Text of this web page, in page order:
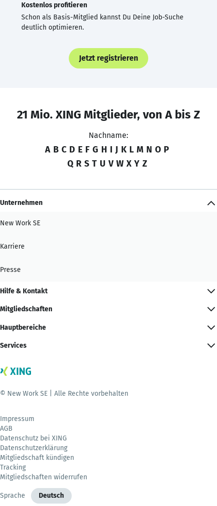
Kostenlos profitieren
Schon als Basis-Mitglied kannst Du Deine Job-Suche
deutlich optimieren.
Jetzt registrieren
21 Mio. XING Mitglieder, von A bis Z
Nachname:
A B C D E F G H I J K L M N O P
Q R S T U V W X Y Z
Unternehmen
New Work SE
Karriere
Presse
Hilfe & Kontakt
Mitgliedschaften
Hauptbereiche
Services
© New Work SE | Alle Rechte vorbehalten
Impressum
AGB
Datenschutz bei XING
Datenschutzerklärung
Mitgliedschaft kündigen
Tracking
Mitgliedschaften widerrufen
Sprache Deutsch